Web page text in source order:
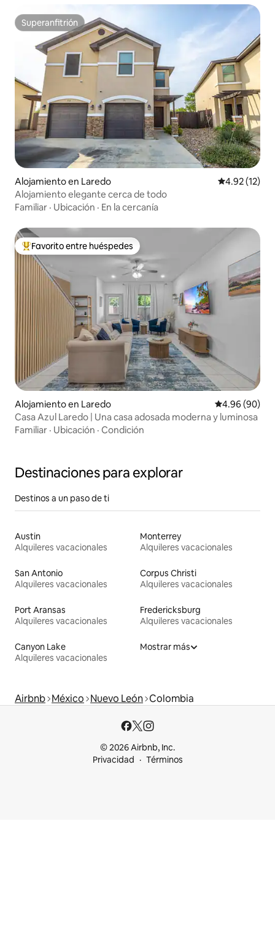
Superanfitrión
Superanfitrión
Alojamiento en Laredo Calificación
4.92 (12)
Alojamiento elegante cerca de todo
Familiar · Ubicación · En la cercanía
Favorito entre huéspedes preferido
Favorito entre huéspedes
Alojamiento en Laredo Calificación
4.96 (90)
Casa Azul Laredo | Una casa adosada moderna y luminosa
Familiar · Ubicación · Condición
Destinaciones para explorar
Destinos a un paso de ti
Austin
Alquileres vacacionales
Monterrey
Alquileres vacacionales
San Antonio
Alquileres vacacionales
Corpus Christi
Alquileres vacacionales
Port Aransas
Alquileres vacacionales
Fredericksburg
Alquileres vacacionales
Canyon Lake
Alquileres vacacionales
Mostrar más
Airbnb México Nuevo León Colombia
© 2026 Airbnb, Inc.
Privacidad
Términos